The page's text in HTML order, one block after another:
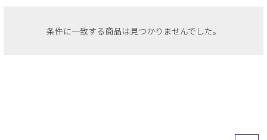
条件に一致する商品は見つかりませんでした。